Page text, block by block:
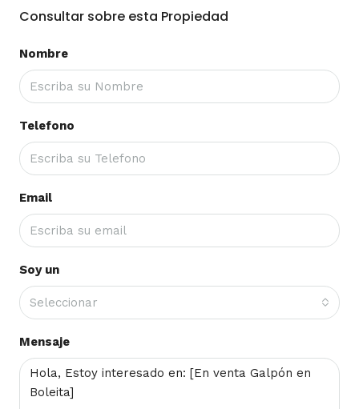
Consultar sobre esta Propiedad
Nombre
Telefono
Email
Soy un
Seleccionar
Mensaje